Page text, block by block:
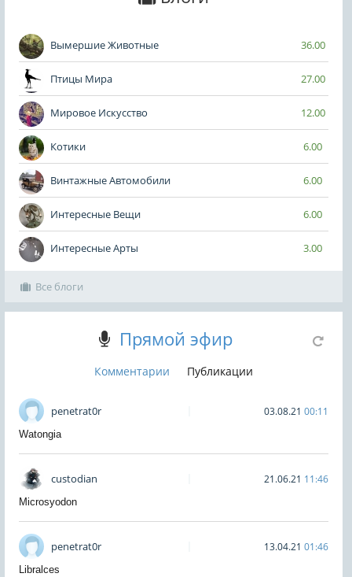
Вымершие Животные 36.00
Птицы Мира 27.00
Мировое Искусство 12.00
Котики 6.00
Винтажные Автомобили 6.00
Интересные Вещи 6.00
Интересные Арты 3.00
Все блоги
Прямой эфир
Комментарии Публикации
penetrat0r 03.08.21 00:11
Watongia
custodian 21.06.21 11:46
Microsyodon
penetrat0r 13.04.21 01:46
Libralces